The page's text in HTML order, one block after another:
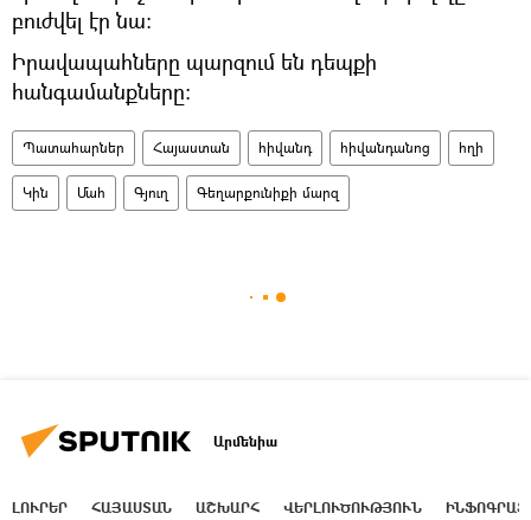
բուժվել էր նա։
Իրավապահները պարզում են դեպքի
հանգամանքները։
Պատահարներ Հայաստան հիվանդ հիվանդանոց հղի
Կին Մահ Գյուղ Գեղարքունիքի մարզ
Արմենիա
ԼՈՒՐԵՐ ՀԱՅԱՍՏԱՆ ԱՇԽԱՐՀ ՎԵՐԼՈՒԾՈՒԹՅՈՒՆ